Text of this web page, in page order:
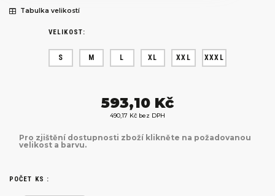
Tabulka velikostí
VELIKOST:
S M L XL XXL XXXL
593,10 Kč
490,17 Kč bez DPH
Pro zjištění dostupnosti zboží klikněte na požadovanou
velikost a barvu.
POČET KS :